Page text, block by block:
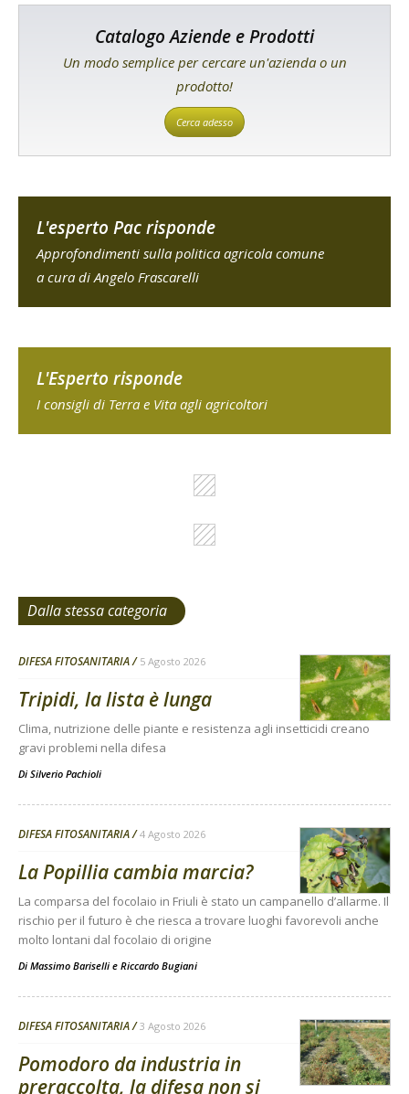
Catalogo Aziende e Prodotti
Un modo semplice per cercare un'azienda o un
prodotto!
Cerca adesso
L'esperto Pac risponde
Approfondimenti sulla politica agricola comune
a cura di Angelo Frascarelli
L'Esperto risponde
I consigli di Terra e Vita agli agricoltori
Dalla stessa categoria
DIFESA FITOSANITARIA 5 Agosto 2026
Tripidi, la lista è lunga
Clima, nutrizione delle piante e resistenza agli insetticidi creano
gravi problemi nella difesa
Di Silverio Pachioli
DIFESA FITOSANITARIA 4 Agosto 2026
La Popillia cambia marcia?
La comparsa del focolaio in Friuli è stato un campanello d’allarme. Il
rischio per il futuro è che riesca a trovare luoghi favorevoli anche
molto lontani dal focolaio di origine
Di Massimo Bariselli e Riccardo Bugiani
DIFESA FITOSANITARIA 3 Agosto 2026
Pomodoro da industria in
preraccolta, la difesa non si